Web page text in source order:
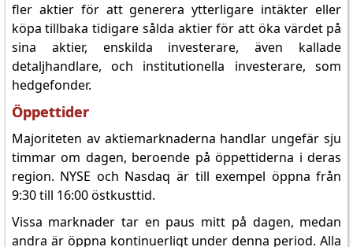
fler aktier för att generera ytterligare intäkter eller
köpa tillbaka tidigare sålda aktier för att öka värdet på
sina aktier, enskilda investerare, även kallade
detaljhandlare, och institutionella investerare, som
hedgefonder.
Öppettider
Majoriteten av aktiemarknaderna handlar ungefär sju
timmar om dagen, beroende på öppettiderna i deras
region. NYSE och Nasdaq är till exempel öppna från
9:30 till 16:00 östkusttid.
Vissa marknader tar en paus mitt på dagen, medan
andra är öppna kontinuerligt under denna period. Alla